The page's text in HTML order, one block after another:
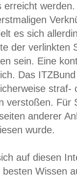
erreicht
es sich
der verlinkten
sein. Eine
Das
straf-
verstoßen. Für
anderer
wurde.
auf diesen
besten Wissen